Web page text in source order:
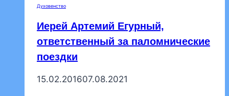
Сретением
Духовенство
Иерей Артемий Егурный,
ответственный за паломнические
поездки
15.02.201607.08.2021